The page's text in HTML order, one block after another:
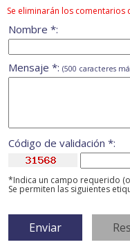
Se eliminarán los
Nombre *:
Mensaje *: (500 caracteres
Código de validación *:
*Indica un campo requerido
Se permiten las siguientes